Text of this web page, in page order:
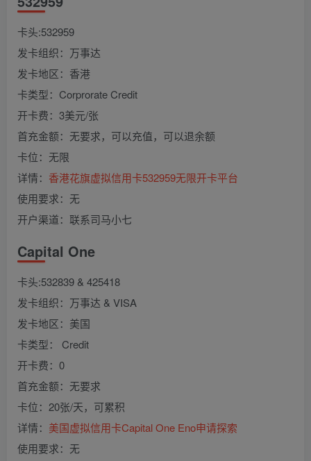
卡头:532959
发卡组织：万事达
发卡地区：香港
卡类型：Corprorate Credit
开卡费：3美元/张
首充金额：无要求，可以充值，可以退余额
卡位：无限
详情： 香港花旗虚拟信用卡532959无限开卡平台
使用要求：无
开户渠道：联系司马小七
Capital One
卡头:532839 & 425418
发卡组织：万事达 & VISA
发卡地区：美国
卡类型： Credit
开卡费：0
首充金额：无要求
卡位：20张/天，可累积
详情： 美国虚拟信用卡Capital One Eno申请探索
使用要求：无